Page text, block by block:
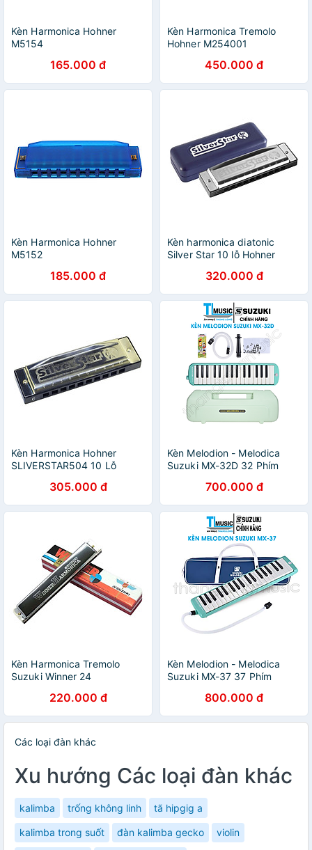
Kèn Harmonica Hohner
M5154
165.000 đ
Kèn Harmonica Tremolo
Hohner M254001
450.000 đ
Kèn Harmonica Hohner
M5152
185.000 đ
Kèn harmonica diatonic
Silver Star 10 lỗ Hohner
320.000 đ
Kèn Harmonica Hohner
SLIVERSTAR504 10 Lỗ
305.000 đ
Kèn Melodion - Melodica
Suzuki MX-32D 32 Phím
700.000 đ
Kèn Harmonica Tremolo
Suzuki Winner 24
220.000 đ
Kèn Melodion - Melodica
Suzuki MX-37 37 Phím
800.000 đ
Các loại đàn khác
Xu hướng Các loại đàn khác
kalimba trống không linh tã hipgig a
kalimba trong suốt đàn kalimba gecko violin